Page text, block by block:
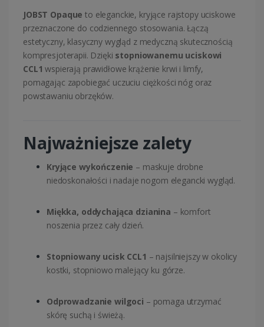
JOBST Opaque to eleganckie, kryjące rajstopy uciskowe
przeznaczone do codziennego stosowania. Łączą
estetyczny, klasyczny wygląd z medyczną skutecznością
kompresjoterapii. Dzięki stopniowanemu uciskowi
CCL1 wspierają prawidłowe krążenie krwi i limfy,
pomagając zapobiegać uczuciu ciężkości nóg oraz
powstawaniu obrzęków.
Najważniejsze zalety
Kryjące wykończenie – maskuje drobne
niedoskonałości i nadaje nogom elegancki wygląd.
Miękka, oddychająca dzianina – komfort
noszenia przez cały dzień.
Stopniowany ucisk CCL1 – najsilniejszy w okolicy
kostki, stopniowo malejący ku górze.
Odprowadzanie wilgoci – pomaga utrzymać
skórę suchą i świeżą.